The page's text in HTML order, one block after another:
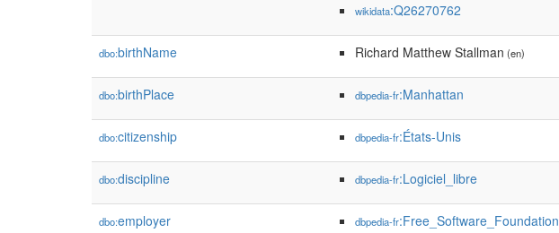
wikidata:Q26270762
dbo:birthName Richard Matthew Stallman (en)
dbo:birthPlace dbpedia-fr:Manhattan
dbo:citizenship dbpedia-fr:États-Unis
dbo:discipline dbpedia-fr:Logiciel_libre
dbo:employer dbpedia-fr:Free_Software_Foundation